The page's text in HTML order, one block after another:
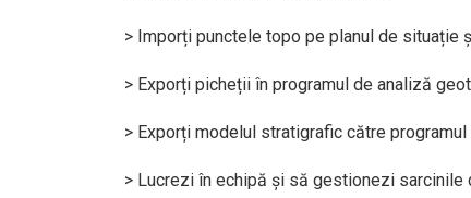
> Imporți punctele topo pe planul de
> Exporți picheții în programul de analiză
> Exporți modelul stratigrafic către
> Lucrezi în echipă și să gestionezi sarcinile